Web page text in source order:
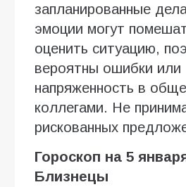
запланированные
эмоции могут
оценить ситуацию,
вероятны ошибки или
напряженность в
коллегами. Не
рискованных
Гороскоп на 5
Близнецы